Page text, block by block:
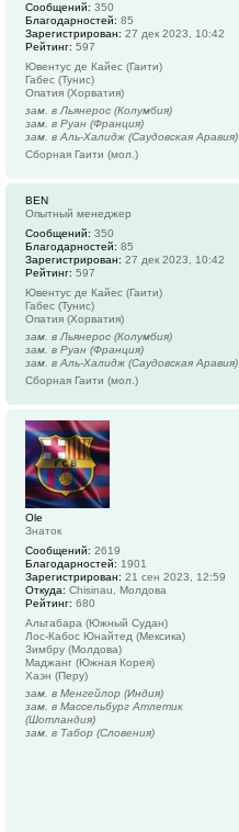
Сообщений: 350
Благодарностей: 85
Зарегистрирован: 27 дек 2023, 10:42
Рейтинг: 597
Ювентус де Кайес (Гаити)
Габес (Тунис)
Опатия (Хорватия)
зам. в Льянерос (Колумбия)
зам. в Руан (Франция)
зам. в Аль-Халидж (Саудовская Аравия)
Сборная Гаити (мол.)
BEN
Опытный менеджер
Сообщений: 350
Благодарностей: 85
Зарегистрирован: 27 дек 2023, 10:42
Рейтинг: 597
Ювентус де Кайес (Гаити)
Габес (Тунис)
Опатия (Хорватия)
зам. в Льянерос (Колумбия)
зам. в Руан (Франция)
зам. в Аль-Халидж (Саудовская Аравия)
Сборная Гаити (мол.)
Ole
Знаток
Сообщений: 2619
Благодарностей: 1901
Зарегистрирован: 21 сен 2023, 12:59
Откуда: Chisinau, Молдова
Рейтинг: 680
Альтабара (Южный Судан)
Лос-Кабос Юнайтед (Мексика)
Зимбру (Молдова)
Маджанг (Южная Корея)
Хаэн (Перу)
зам. в Менгейлор (Индия)
зам. в Массельбург Атлетик
(Шотландия)
зам. в Табор (Словения)